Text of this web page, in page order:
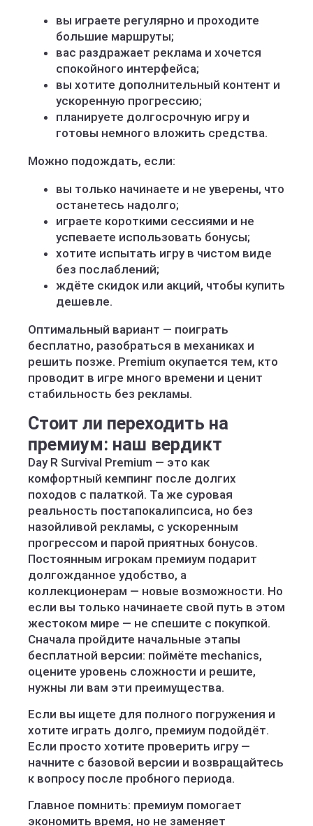
вы играете регулярно и проходите
большие маршруты;
вас раздражает реклама и хочется
спокойного интерфейса;
вы хотите дополнительный контент и
ускоренную прогрессию;
планируете долгосрочную игру и
готовы немного вложить средства.
Можно подождать, если:
вы только начинаете и не уверены, что
останетесь надолго;
играете короткими сессиями и не
успеваете использовать бонусы;
хотите испытать игру в чистом виде
без послаблений;
ждёте скидок или акций, чтобы купить
дешевле.
Оптимальный вариант — поиграть
бесплатно, разобраться в механиках и
решить позже. Premium окупается тем, кто
проводит в игре много времени и ценит
стабильность без рекламы.
Стоит ли переходить на
премиум: наш вердикт
Day R Survival Premium — это как
комфортный кемпинг после долгих
походов с палаткой. Та же суровая
реальность постапокалипсиса, но без
назойливой рекламы, с ускоренным
прогрессом и парой приятных бонусов.
Постоянным игрокам премиум подарит
долгожданное удобство, а
коллекционерам — новые возможности. Но
если вы только начинаете свой путь в этом
жестоком мире — не спешите с покупкой.
Сначала пройдите начальные этапы
бесплатной версии: поймёте mechanics,
оцените уровень сложности и решите,
нужны ли вам эти преимущества.
Если вы ищете для полного погружения и
хотите играть долго, премиум подойдёт.
Если просто хотите проверить игру —
начните с базовой версии и возвращайтесь
к вопросу после пробного периода.
Главное помнить: премиум помогает
экономить время, но не заменяет